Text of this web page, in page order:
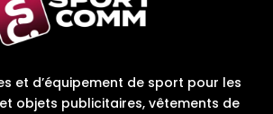
et d’équipement de sport pour les
objets publicitaires, vêtements de